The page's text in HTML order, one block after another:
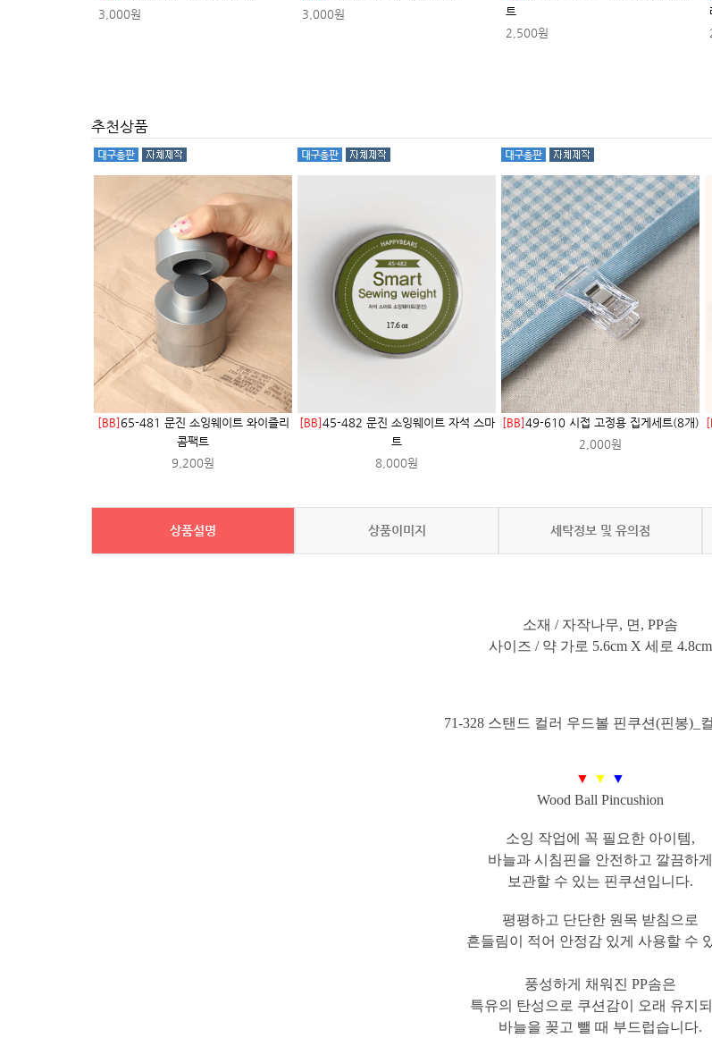
3,000원
3,000원
트
2,500원
추천상품
[BB]65-481 문진 소잉웨이트 와이즐리
콤팩트
9,200원
[BB]45-482 문진 소잉웨이트 자석 스마
트
8,000원
[BB]49-610 시접 고정용 집게세트(8개)
2,000원
상품설명 상품이미지 세탁정보 및 유의점
소재 / 자작나무, 면, PP솜
사이즈 / 약 가로 5.6cm X 세로 4.8cm
71-328 스탠드 컬러 우드볼 핀쿠션(핀봉)_
▼ ▼ ▼
Wood Ball Pincushion
소잉 작업에 꼭 필요한 아이템,
바늘과 시침핀을 안전하고 깔끔하게
보관할 수 있는 핀쿠션입니다.
평평하고 단단한 원목 받침으로
흔들림이 적어 안정감 있게 사용할 수
풍성하게 채워진 PP솜은
특유의 탄성으로 쿠션감이 오래 유지
바늘을 꽂고 뺄 때 부드럽습니다.